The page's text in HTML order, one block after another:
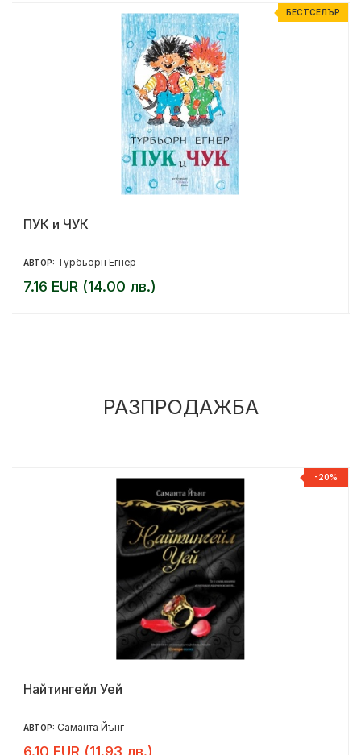
БЕСТСЕЛЪР
ПУК и ЧУК
АВТОР: Турбьорн Егнер
7.16 EUR (14.00 лв.)
РАЗПРОДАЖБА
-20%
Найтингейл Уей
АВТОР: Саманта Йънг